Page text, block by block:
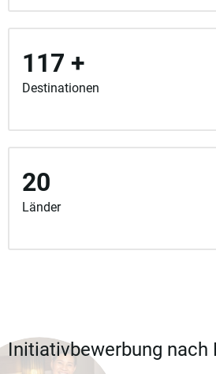
117 +
Destinationen
20
Länder
Initiativbewerbung nach